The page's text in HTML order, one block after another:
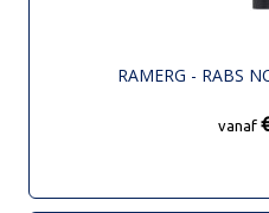
RAMERG - RABS
vanaf